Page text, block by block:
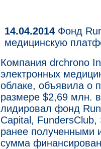
14.04.2014 Фонд
медицинскую
Компания drchrono
электронных
облаке, объявила о
размере $2,69 млн.
лидировал фонд
Capital,
ранее полученными
сумма